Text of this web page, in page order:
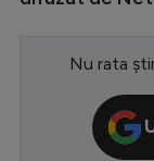
Nu rata